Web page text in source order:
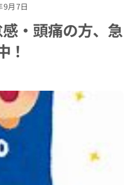
9月7日
・頭痛の方、急
！